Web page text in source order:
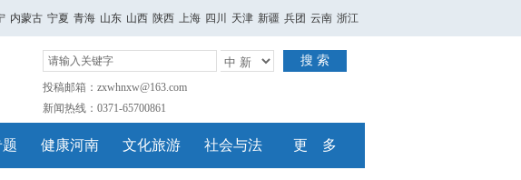
内蒙古 宁夏 青海 山东 山西 陕西 上海 四川 天津 新疆 兵团 云南 浙江
搜 索
投稿邮箱：zxwhnxw@163.com
新闻热线：0371-65700861
健康河南 文化旅游 社会与法 更 多